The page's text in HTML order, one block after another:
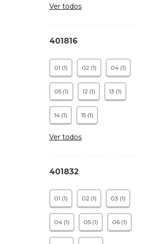
Ver todos
401816
01 (1) 02 (1) 04 (1)
05 (1) 12 (1) 13 (1)
14 (1) 15 (1)
Ver todos
401832
01 (1) 02 (1) 03 (1)
04 (1) 05 (1) 06 (1)